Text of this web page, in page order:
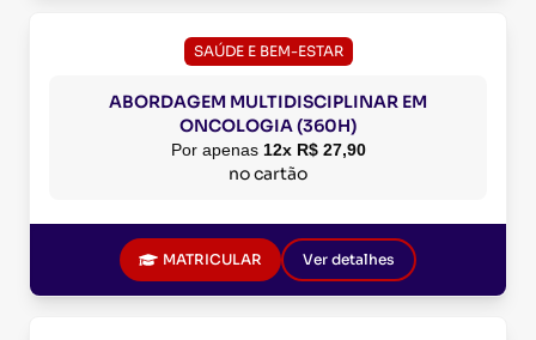
SAÚDE E BEM-ESTAR
ABORDAGEM MULTIDISCIPLINAR EM
ONCOLOGIA (360H)
Por apenas 12x R$ 27,90
no cartão
MATRICULAR Ver detalhes